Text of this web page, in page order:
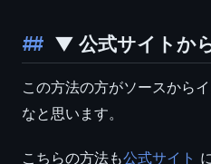
▼ 公式サイトか
この方法の方がソースから
なと思います。
こちらの方法も公式サイト